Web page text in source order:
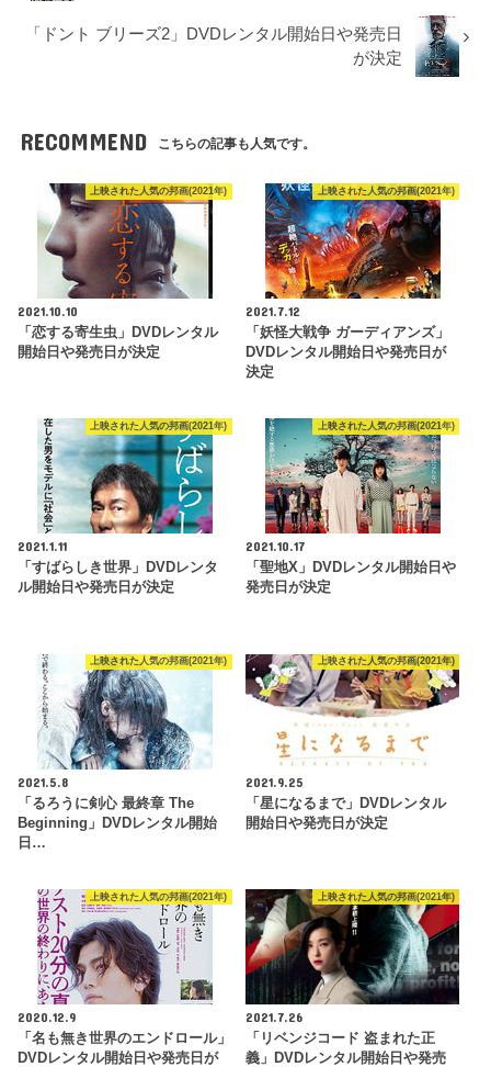
「ドント ブリーズ2」DVDレンタル開始日や発売日
が決定
RECOMMEND こちらの記事も人気です。
上映された人気の邦画(2021年)
2021.10.10
「恋する寄生虫」DVDレンタル
開始日や発売日が決定
上映された人気の邦画(2021年)
2021.7.12
「妖怪大戦争 ガーディアンズ」
DVDレンタル開始日や発売日が
決定
上映された人気の邦画(2021年)
2021.1.11
「すばらしき世界」DVDレンタ
ル開始日や発売日が決定
上映された人気の邦画(2021年)
2021.10.17
「聖地X」DVDレンタル開始日や
発売日が決定
上映された人気の邦画(2021年)
2021.5.8
「るろうに剣心 最終章 The
Beginning」DVDレンタル開始
日…
上映された人気の邦画(2021年)
2021.9.25
「星になるまで」DVDレンタル
開始日や発売日が決定
上映された人気の邦画(2021年)
2020.12.9
「名も無き世界のエンドロール」
DVDレンタル開始日や発売日が
上映された人気の邦画(2021年)
2021.7.26
「リベンジコード 盗まれた正
義」DVDレンタル開始日や発売